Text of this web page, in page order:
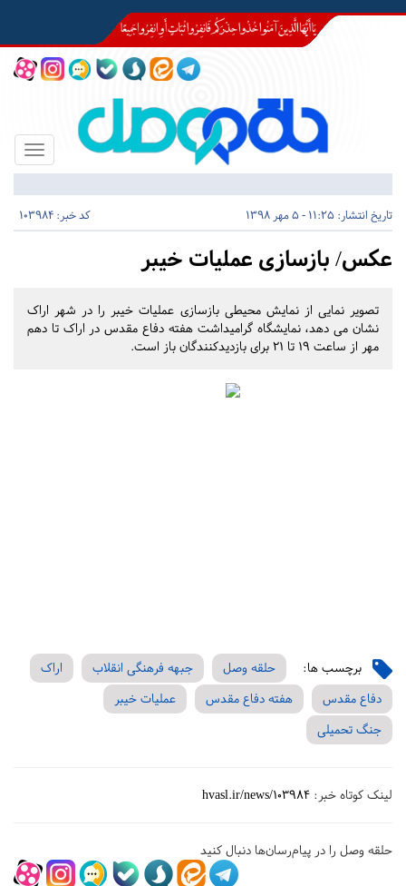
Toggle
تاریخ انتشار: 11:25 - 5 مهر 1398 کد خبر: 103984
عکس/ بازسازی عملیات خیبر
تصویر نمایی از نمایش محیطی بازسازی عملیات خیبر را در شهر اراک
نشان می دهد، نمایشگاه گرامیداشت هفته دفاع مقدس در اراک تا دهم
مهر از ساعت ۱۹ تا ۲۱ برای بازدیدکنندگان باز است.
برچسب ها: حلقه وصل جبهه فرهنگی انقلاب
اراک
دفاع مقدس
هفته دفاع مقدس
عملیات خیبر
جنگ تحمیلی
لینک کوتاه خبر: hvasl.ir/news/103984
حلقه وصل را در پیام‌رسان‌ها دنبال کنید